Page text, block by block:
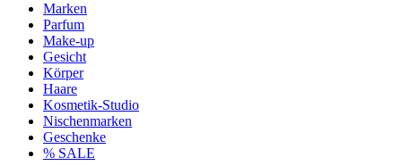
Marken
Parfum
Make-up
Gesicht
Körper
Haare
Kosmetik-Studio
Nischenmarken
Geschenke
% SALE